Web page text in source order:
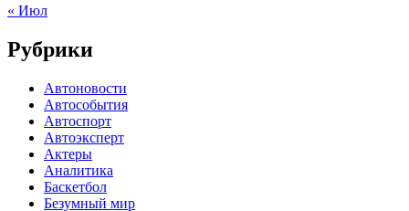
« Июл
Рубрики
Автоновости
Автособытия
Автоспорт
Автоэксперт
Актеры
Аналитика
Баскетбол
Безумный мир